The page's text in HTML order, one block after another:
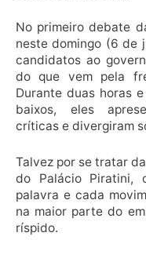
No primeiro debate
neste domingo (6 de
candidatos ao
do que vem pela
Durante duas horas
baixos, eles
críticas e divergiram
Talvez por se tratar
do Palácio Piratini,
palavra e cada
na maior parte do
ríspido.